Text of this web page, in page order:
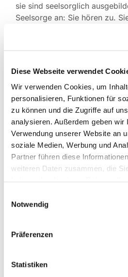
Diese Webseite verwendet
Wir verwenden Cookies, um
personalisieren, Funktionen für
zu können und die Zugriffe auf
analysieren. Außerdem geben wir
Verwendung unserer Website an
soziale Medien, Werbung und
Partner führen diese
weiteren Daten zusammen, die
Notwendig
Präferenzen
Statistiken
sie sind seelsorglich
Seelsorge an: Sie hören zu.
Dinge auszusprechen, die
Verschwiegenheit
selbst Supervisionen in
erkennen auch ihre Grenzen,
Seelsorge hinaus eine
Zugegeben: auch wir als
Diakonin haben oft einen
Terminkalender. Dennoch ist
unser seelsorgliches Angebot
in der beschriebenen
aufmerksam zu machen.
Sollten Sie lieber ein
mehr Distanz wünschen, bietet
an:
(erreichbar unter Tel.:
Die City-Seelsorge an